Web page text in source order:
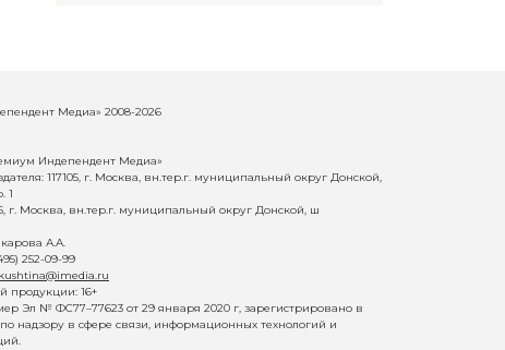
Медиа» 2008-2026
Индепендент Медиа»
117105, г. Москва, вн.тер.г. муниципальный округ Донской,
1
г. Москва, вн.тер.г. муниципальный округ Донской, ш
А.А.
252-09-99
продукции: 16+
Эл № ФС77–77623 от 29 января 2020 г, зарегистрировано в
надзору в сфере связи, информационных технологий и